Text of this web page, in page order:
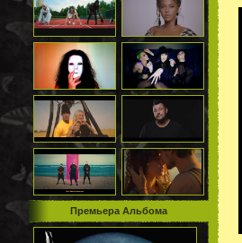
Премьера Альбома